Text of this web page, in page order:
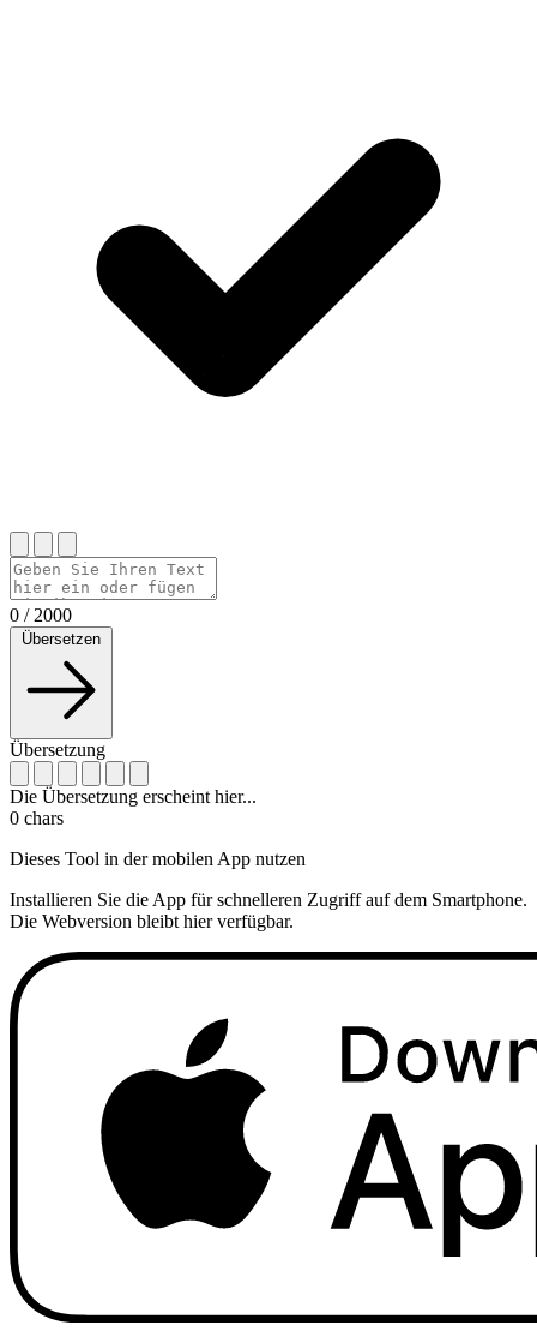
0 / 2000
Übersetzen
Übersetzung
Die Übersetzung erscheint hier...
0 chars
Dieses Tool in der mobilen App nutzen
Installieren Sie die App für schnelleren Zugriff auf dem Smartphone.
Die Webversion bleibt hier verfügbar.